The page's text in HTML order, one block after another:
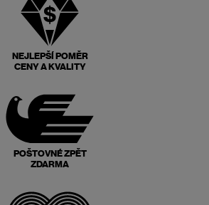
NEJLEPŠÍ POMĚR
CENY A KVALITY
POŠTOVNÉ ZPĚT
ZDARMA